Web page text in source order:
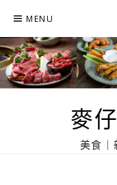
content
MENU
麥
美食｜